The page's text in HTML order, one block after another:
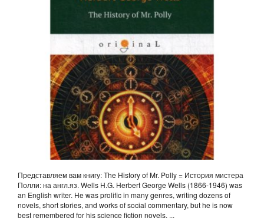
Представляем вам книгу: The History of Mr. Polly = История мистера
Полли: на англ.яз. Wells H.G. Herbert George Wells (1866-1946) was
an English writer. He was prolific in many genres, writing dozens of
novels, short stories, and works of social commentary, but he is now
best remembered for his science fiction novels. ...